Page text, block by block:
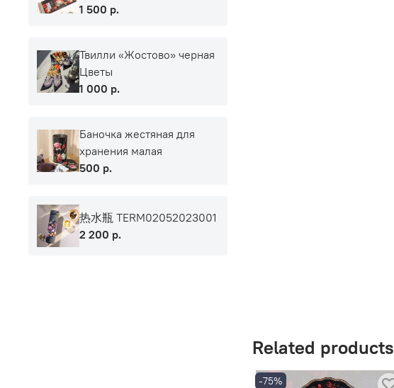
Related products
-75%
1 500 р.
Твилли «Жостово» черная
Цветы
1 000 р.
Баночка жестяная для
хранения малая
500 р.
热水瓶 TERM02052023001
2 200 р.